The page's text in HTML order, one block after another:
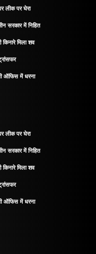
लीक पर घेरा
सरकार में निहित
मिला शव
ऑफिस में धरना
लीक पर घेरा
सरकार में निहित
मिला शव
ऑफिस में धरना